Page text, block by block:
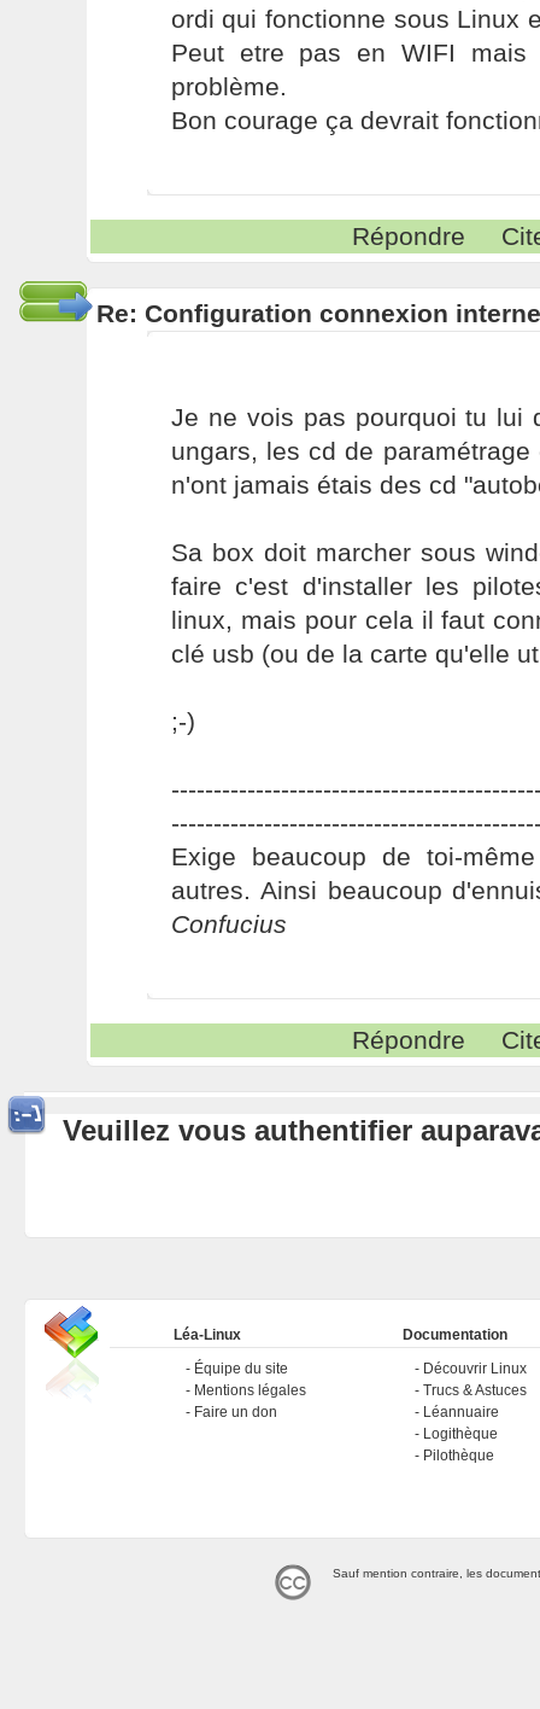
ordi qui fonctionne sous Linux
Peut etre pas en WIFI
problème.
Bon courage ça devrait
Répondre
Re: Configuration connexion
Je ne vois pas pourquoi tu lui
ungars, les cd de
n'ont jamais étais des cd
Sa box doit marcher sous
faire c'est d'installer les
linux, mais pour cela il faut
clé usb (ou de la carte qu'elle
;-)
Exige beaucoup de toi-
autres. Ainsi beaucoup
Confucius
Répondre
Veuillez vous authentifier
Léa-Linux
Équipe du site
Mentions légales
Faire un don
Documentation
Découvrir Linux
Trucs & Astuces
Léannuaire
Logithèque
Pilothèque
Sauf mention contraire, les